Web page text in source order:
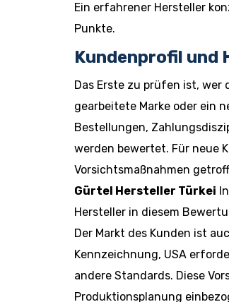
Ein erfahrener Hersteller
Punkte.
Kundenprofil und
Das Erste zu prüfen ist, wer
gearbeitete Marke oder ein
Bestellungen,
werden bewertet. Für neue
Vorsichtsmaßnahmen
Gürtel Hersteller Türkei
Hersteller in diesem
Der Markt des Kunden ist
Kennzeichnung, USA
andere Standards. Diese
Produktionsplanung